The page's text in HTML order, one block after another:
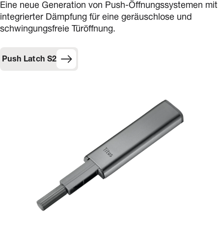
Eine neue Generation von Push-Öffnungssystemen mit
integrierter Dämpfung für eine geräuschlose und
schwingungsfreie Türöffnung.
Push Latch S2